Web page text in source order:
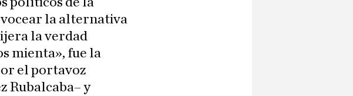
la alternativa
la verdad
mienta», fue la
el portavoz
Rubalcaba– y